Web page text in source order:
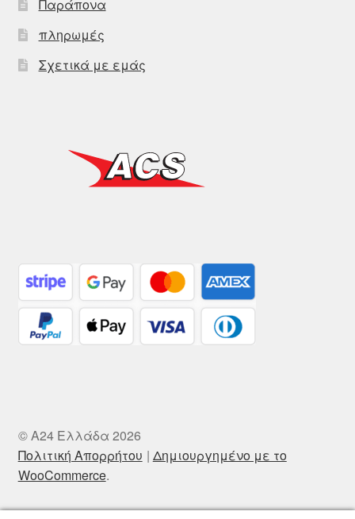
Παράπονα
πληρωμές
Σχετικά με εμάς
© A24 Ελλάδα 2026
Πολιτική Απορρήτου
Δημιουργημένο με το
WooCommerce.